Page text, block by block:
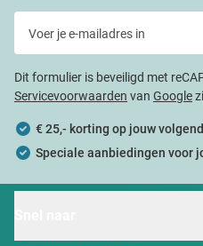
Dit formulier is beveiligd met
Servicevoorwaarden van Google
€ 25,- korting op jouw
Speciale aanbiedingen voor